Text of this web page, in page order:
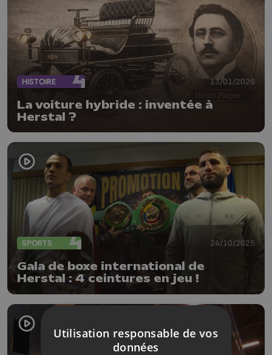
HISTOIRE 13/01/2026
La voiture hybride : inventée à
Herstal ?
SPORTS 24/10/2025
Gala de boxe international de
Herstal : 4 ceintures en jeu !
Utilisation responsable de vos
données